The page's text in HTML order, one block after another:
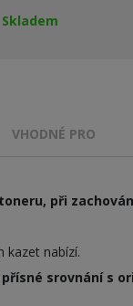
Skladem
VHODNÉ PRO
při
kazet nabízí.
srovnání s